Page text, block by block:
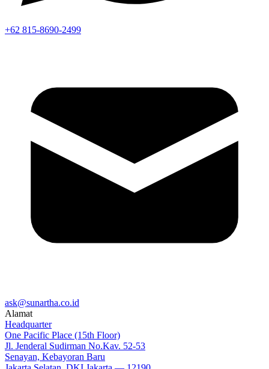
+62 815-8690-2499
ask@sunartha.co.id
Alamat
Headquarter
One Pacific Place (15th Floor)
Jl. Jenderal Sudirman No.Kav. 52-53
Senayan, Kebayoran Baru